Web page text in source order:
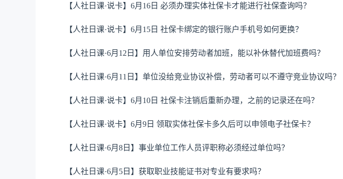
【人社日课·说卡】6月16日 必须办理实体社保卡才能进行社保查询吗？
【人社日课·说卡】6月15日 社保卡绑定的银行账户手机号如何更换？
【人社日课·6月12日】用人单位安排劳动者加班，能以补休替代加班费吗？
【人社日课·6月11日】单位没给竞业协议补偿，劳动者可以不遵守竞业协议吗？
【人社日课·说卡】6月10日 社保卡注销后重新办理，之前的记录还在吗？
【人社日课·说卡】6月9日 领取实体社保卡多久后可以申领电子社保卡？
【人社日课·6月8日】事业单位工作人员评职称必须经过单位吗？
【人社日课·6月5日】获取职业技能证书对专业有要求吗？